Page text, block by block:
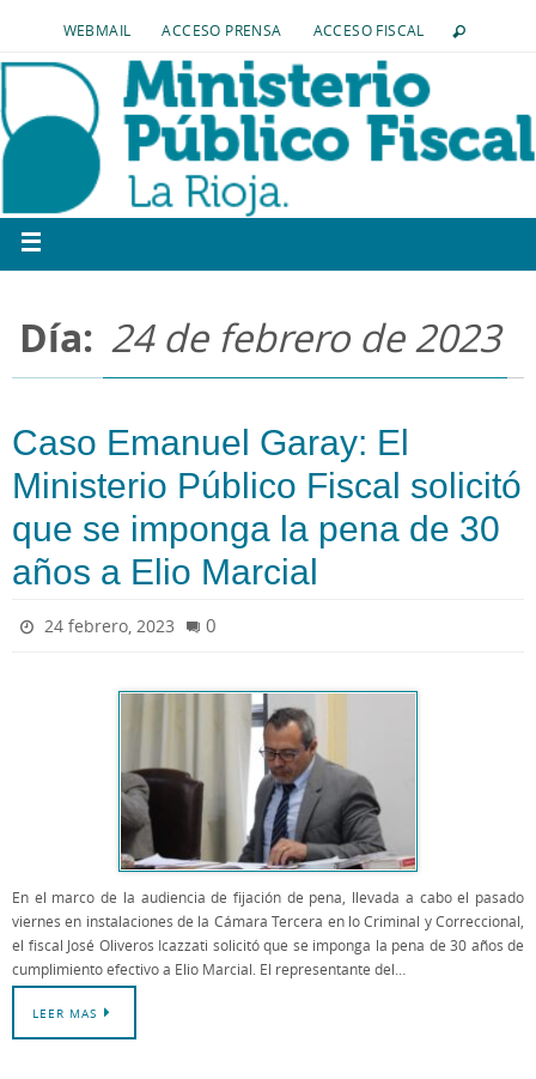
WEBMAIL ACCESO PRENSA ACCESO FISCAL
Día: 24 de febrero de 2023
Caso Emanuel Garay: El
Ministerio Público Fiscal solicitó
que se imponga la pena de 30
años a Elio Marcial
24 febrero, 2023 0
En el marco de la audiencia de fijación de pena, llevada a cabo el pasado
viernes en instalaciones de la Cámara Tercera en lo Criminal y Correccional,
el fiscal José Oliveros Icazzati solicitó que se imponga la pena de 30 años de
cumplimiento efectivo a Elio Marcial. El representante del…
LEER MAS